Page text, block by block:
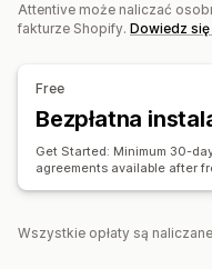
Zarządzanie kampaniami
Listy zarejestrowanych
Automatyzacje
API i elementy webhook
Automatyzacja workflow
Attentive może naliczać
fakturze Shopify. Dowiedz się
Free
Bezpłatna
Get Started: Minimum 30-
agreements available after
Wszystkie opłaty są